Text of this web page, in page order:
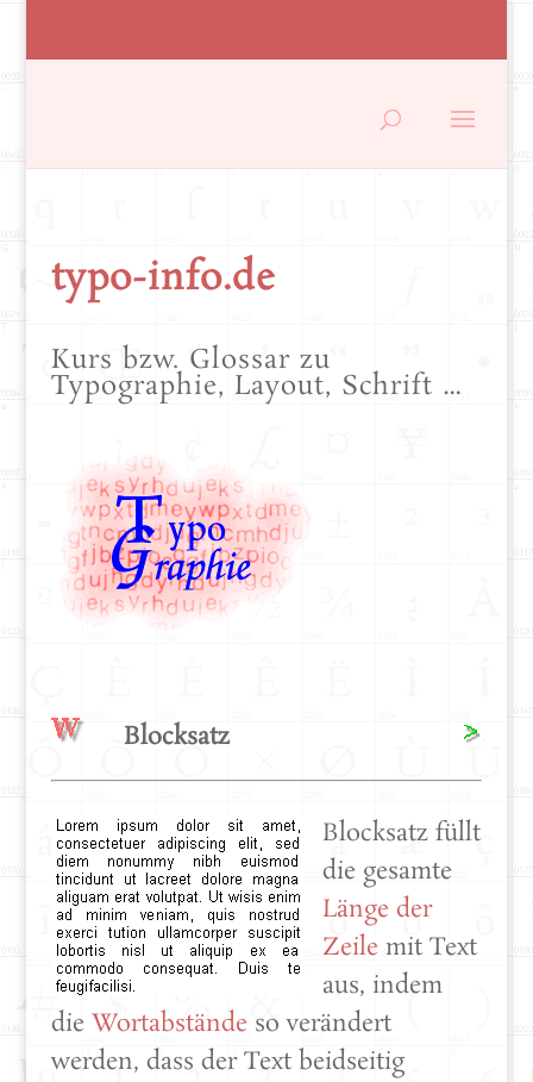
typo-info.de
Kurs bzw. Glossar zu
Typographie, Layout, Schrift …
Blocksatz
Blocksatz füllt
die gesamte
Länge der
Zeilemit Text
aus, indem
die Wortabständeso verändert
werden, dass der Text beidseitig